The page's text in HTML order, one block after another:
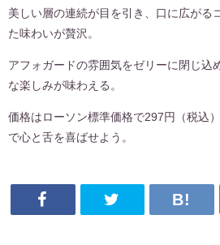
美しい層の連続が目を引き、口に広がる
た味わいが贅沢。
アフォガードの雰囲気をゼリーに閉じ込
な楽しみが味わえる。
価格はローソン標準価格で297円（税込
で心と舌を喜ばせよう。